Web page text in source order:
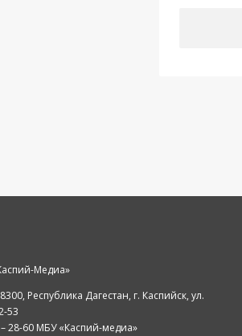
Медиа»
Республика Дагестан, г. Каспийск, ул.
53
28-60 МБУ «Каспий-медиа»